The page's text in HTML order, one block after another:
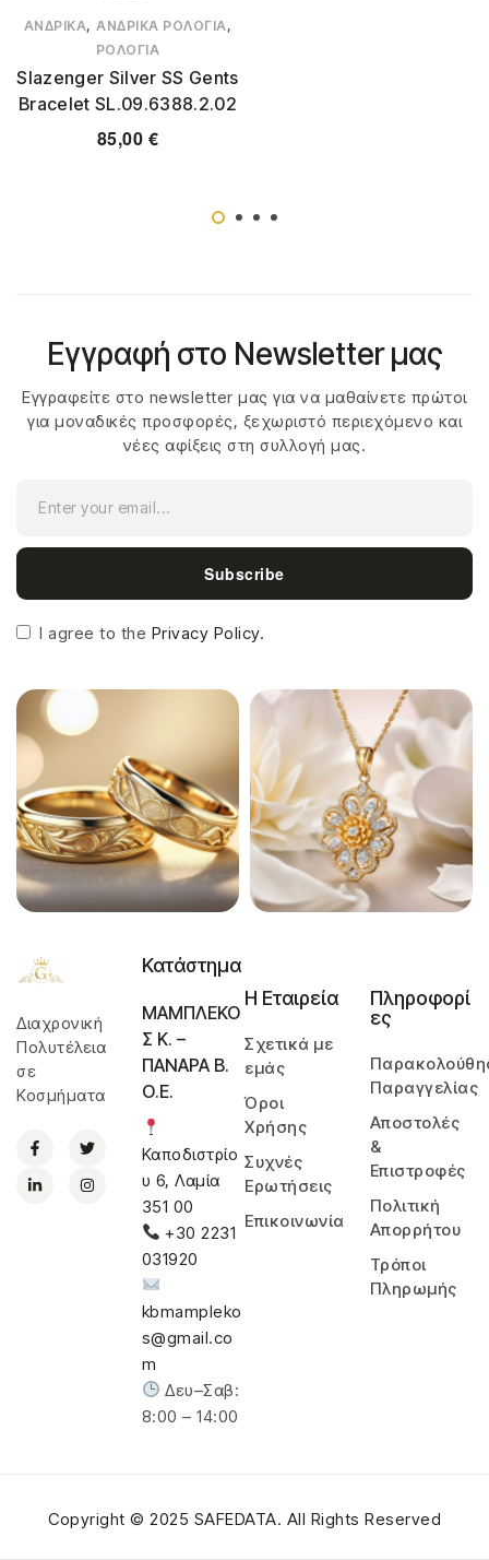
ΑΝΔΡΙΚΆ,ΑΝΔΡΙΚΆ ΡΟΛΌΓΙΑ,
ΡΟΛΌΓΙΑ
Slazenger Silver SS Gents
Bracelet SL.09.6388.2.02
85,00 €
Εγγραφή στο Newsletter μας
Εγγραφείτε στο newsletter μας για να μαθαίνετε πρώτοι
για μοναδικές προσφορές, ξεχωριστό περιεχόμενο και
νέες αφίξεις στη συλλογή μας.
Subscribe
I agree to the Privacy Policy.
Διαχρονική
Πολυτέλεια
σε
Κοσμήματα
Η Εταιρεία
Σχετικά με
εμάς
Όροι
Χρήσης
Συχνές
Ερωτήσεις
Επικοινωνία
Πληροφορί
ες
Παραγγελίας
Αποστολές
&
Επιστροφές
Πολιτική
Απορρήτου
Τρόποι
Πληρωμής
Κατάστημα
ΜΑΜΠΛΕΚΟ
Σ Κ. –
ΠΑΝΑΡΑ Β.
Ο.Ε.
Καποδιστρίο
υ 6, Λαμία
351 00
+30 2231
031920
kbmampleko
s@gmail.co
m
Δευ–Σαβ:
8:00 – 14:00
Copyright © 2025 SAFEDATA. All Rights Reserved